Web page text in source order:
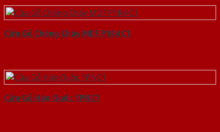
Cửa Gỗ Chống Cháy MDF P1R4 C1
Cửa Gỗ Hàn Quốc 1PNC1